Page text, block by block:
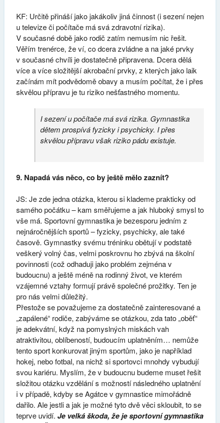
KF: Určitě přináší jako jakákoliv jiná činnost (i sezení nejen
u televize či počítače má svá zdravotní rizika).
V současné době jako rodič zatím nemusím nic řešit.
Věřím trenérce, že ví, co dcera zvládne a na jaké prvky
v současné chvíli je dostatečně připravena. Dcera dělá
více a více složitější akrobační prvky, z kterých jako laik
začínám mít podvědomě obavy a musím počítat, že i přes
skvělou přípravu je tu riziko nešťastného momentu.
I sezení u počítače má svá rizika. Gymnastika
dětem prospívá fyzicky i psychicky. I přes
skvělou přípravu však riziko pádu existuje.
9. Napadá vás něco, co by ještě mělo zaznít?
JS: Je zde jedna otázka, kterou si klademe prakticky od
samého počátku – kam směřujeme a jak hluboký smysl to
vše má. Sportovní gymnastika je bezesporu jedním z
nejnáročnějších sportů – fyzicky, psychicky, ale také
časově. Gymnastky svému tréninku obětují v podstatě
veškerý volný čas, velmi poskrovnu ho zbývá na školní
povinnosti (což odhaduji jako problém zejména v
budoucnu) a ještě méně na rodinný život, ve kterém
vzájemné vztahy formují právě společné prožitky. Ten je
pro nás velmi důležitý.
Přestože se považujeme za dostatečně zainteresované a
„zapálené“ rodiče, zabýváme se otázkou, zda tato „oběť“
je adekvátní, když na pomyslných miskách vah
atraktivitou, oblíbeností, budoucím uplatněním… nemůže
tento sport konkurovat jiným sportům, jako je například
hokej, nebo fotbal, na nichž si sportovci mnohdy vybudují
svou kariéru. Myslím, že v budoucnu budeme muset řešit
složitou otázku vzdělání s možností následného uplatnění
i v případě, kdyby se Agátce v gymnastice mimořádně
dařilo. Ale jestli a jak je možné tyto dvě věci skloubit, to se
teprve uvidí. Je velká škoda, že je sportovní gymnastika